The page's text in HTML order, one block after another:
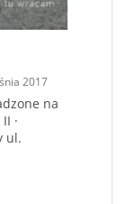
2017
na
II ·
ul.